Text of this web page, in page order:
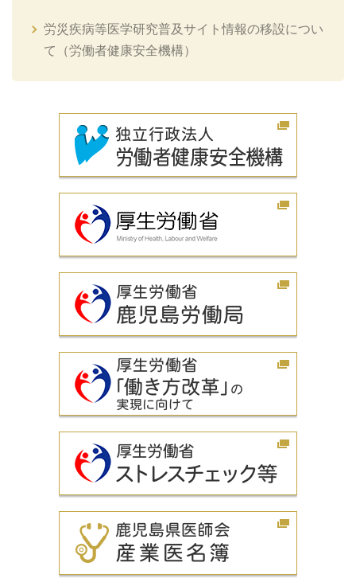
労災疾病等医学研究普及サイト情報の移設につい
て（労働者健康安全機構）